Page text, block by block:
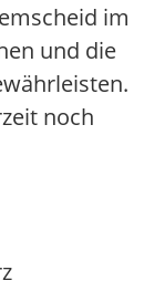
im
und die
noch